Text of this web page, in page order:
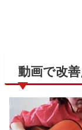
動画で改